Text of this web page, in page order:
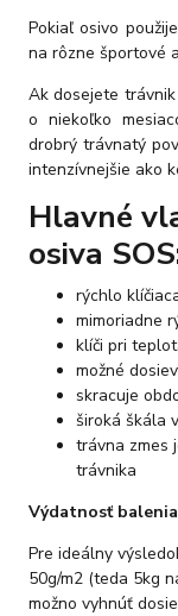
Pokiaľ osivo
na rôzne športové
Ak dosejete
o niekoľko
drobrý trávnatý
intenzívnejšie ako
Hlavné
osiva
rýchlo
mimoriadne
klíči pri
možné
skracuje
široká škála
trávna zmes
trávnika
Výdatnosť
Pre ideálny
50g/m2 (teda 5kg
možno vyhnúť